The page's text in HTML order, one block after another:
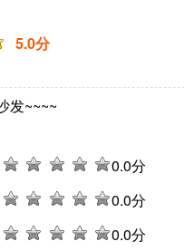
5.0分
发~~~~
0.0分
0.0分
0.0分